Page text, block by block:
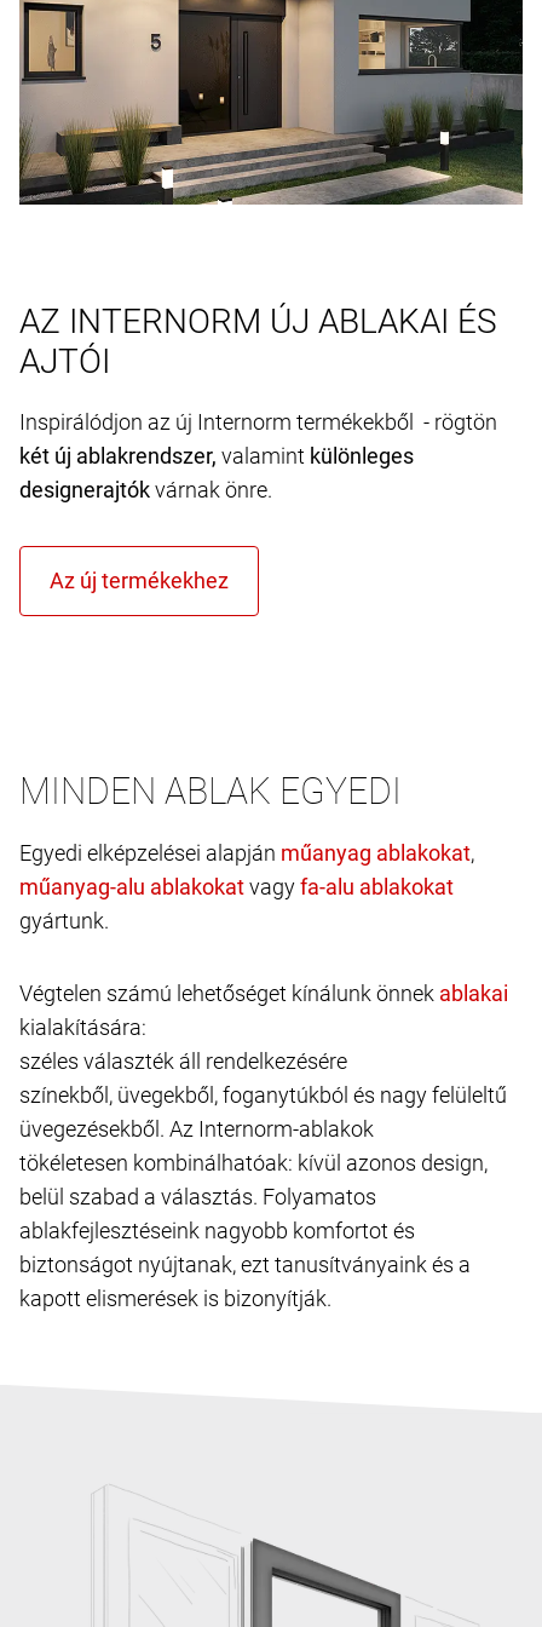
AZ INTERNORM ÚJ ABLAKAI ÉS
AJTÓI
Inspirálódjon az új Internorm termékekből - rögtön
két új ablakrendszer, valamint különleges
designerajtókvárnak önre.
MINDEN ABLAK EGYEDI
Egyedi elképzelései alapján
,
vagy
gyártunk.
Végtelen számú lehetőséget kínálunk önnek
kialakítására:
széles választék áll rendelkezésére
színekből, üvegekből, foganytúkból és nagy felüleltű
üvegezésekből. Az Internorm-ablakok
tökéletesen kombinálhatóak: kívül azonos design,
belül szabad a választás. Folyamatos
ablakfejlesztéseink nagyobb komfortot és
biztonságot nyújtanak, ezt tanusítványaink és a
kapott elismerések is bizonyítják.